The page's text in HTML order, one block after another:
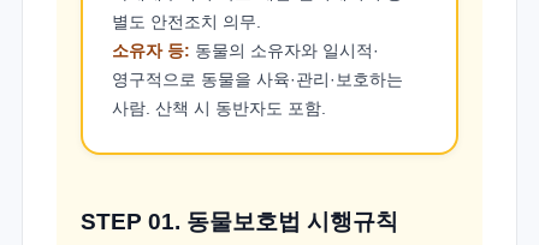
별도 안전조치 의무.
소유자 등: 동물의 소유자와 일시적·
영구적으로 동물을 사육·관리·보호하는
사람. 산책 시 동반자도 포함.
STEP 01. 동물보호법 시행규칙